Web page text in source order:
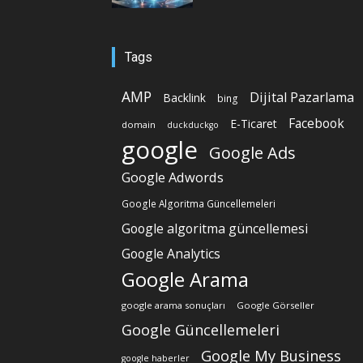
Tags
AMP Backlink bing Dijital Pazarlama
domain duckduckgo E-Ticaret Facebook
google Google Ads
Google Adwords
Google Algoritma Güncellemeleri
Google algoritma güncellemesi
Google Analytics
Google Arama
google arama sonuçları Google Görseller
Google Güncellemeleri
google haberler Google My Business